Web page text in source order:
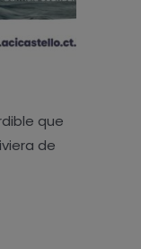
que
de